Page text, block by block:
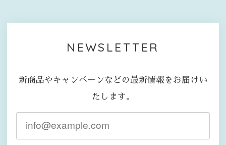
NEWSLETTER
新商品やキャンペーンなどの最新情報をお届けい
たします。